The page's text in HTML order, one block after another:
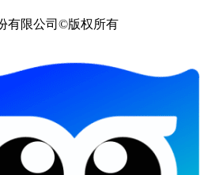
有限公司©版权所有